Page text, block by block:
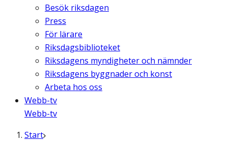
Besök riksdagen
Press
För lärare
Riksdagsbiblioteket
Riksdagens myndigheter och nämnder
Riksdagens byggnader och konst
Arbeta hos oss
Webb-tv
Webb-tv
Start